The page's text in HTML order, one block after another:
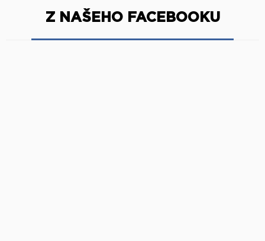
Z NAŠEHO FACEBOOKU